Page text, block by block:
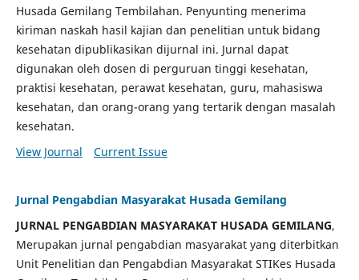
Husada Gemilang Tembilahan. Penyunting menerima
kiriman naskah hasil kajian dan penelitian untuk bidang
kesehatan dipublikasikan dijurnal ini. Jurnal dapat
digunakan oleh dosen di perguruan tinggi kesehatan,
praktisi kesehatan, perawat kesehatan, guru, mahasiswa
kesehatan, dan orang-orang yang tertarik dengan masalah
kesehatan.
View Journal
Current Issue
Jurnal Pengabdian Masyarakat Husada Gemilang
JURNAL PENGABDIAN MASYARAKAT HUSADA GEMILANG,
Merupakan jurnal pengabdian masyarakat yang diterbitkan
Unit Penelitian dan Pengabdian Masyarakat STIKes Husada